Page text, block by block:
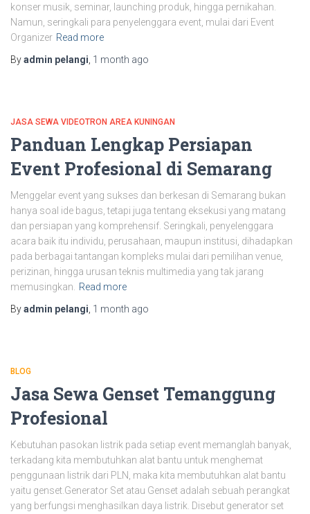
konser musik, seminar, launching produk, hingga pernikahan.
Namun, seringkali para penyelenggara event, mulai dari Event
Organizer Read more
Byadmin pelangi 1 month ago
JASA SEWA VIDEOTRON AREA KUNINGAN
Panduan Lengkap Persiapan
Event Profesional di Semarang
Menggelar event yang sukses dan berkesan di Semarang bukan
hanya soal ide bagus, tetapi juga tentang eksekusi yang matang
dan persiapan yang komprehensif. Seringkali, penyelenggara
acara baik itu individu, perusahaan, maupun institusi, dihadapkan
pada berbagai tantangan kompleks mulai dari pemilihan venue,
perizinan, hingga urusan teknis multimedia yang tak jarang
memusingkan.
Read more
Byadmin pelangi 1 month ago
BLOG
Jasa Sewa Genset Temanggung
Profesional
Kebutuhan pasokan listrik pada setiap event memanglah banyak,
terkadang kita membutuhkan alat bantu untuk menghemat
penggunaan listrik dari PLN, maka kita membutuhkan alat bantu
yaitu genset.Generator Set atau Genset adalah sebuah perangkat
yang berfungsi menghasilkan daya listrik. Disebut generator set